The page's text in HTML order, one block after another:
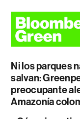
Ni los parques
salvan:
preocupante
Amazonía